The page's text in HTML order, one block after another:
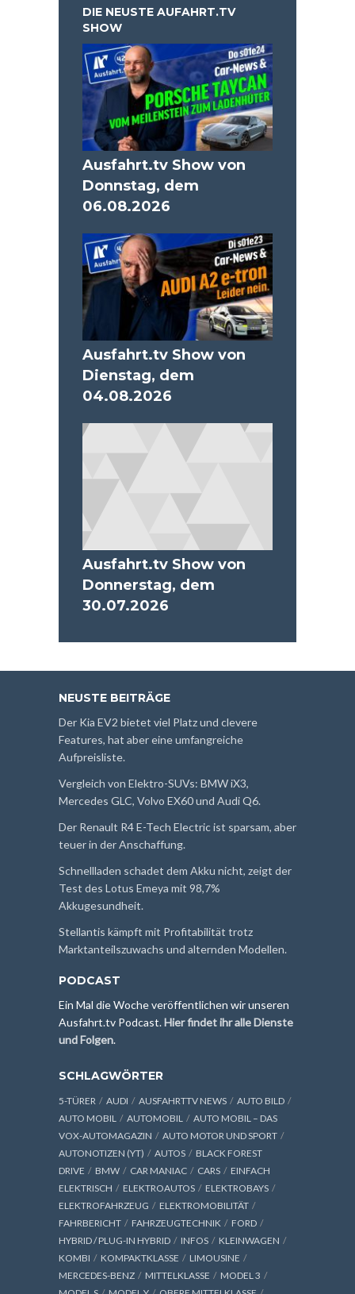
DIE NEUSTE AUFAHRT.TV
SHOW
Ausfahrt.tv Show von
Donnstag, dem
06.08.2026
Ausfahrt.tv Show von
Dienstag, dem
04.08.2026
Ausfahrt.tv Show von
Donnerstag, dem
30.07.2026
NEUSTE BEITRÄGE
Der Kia EV2 bietet viel Platz und clevere
Features, hat aber eine umfangreiche
Aufpreisliste.
Vergleich von Elektro-SUVs: BMW iX3,
Mercedes GLC, Volvo EX60 und Audi Q6.
Der Renault R4 E-Tech Electric ist sparsam, aber
teuer in der Anschaffung.
Schnellladen schadet dem Akku nicht, zeigt der
Test des Lotus Emeya mit 98,7%
Akkugesundheit.
Stellantis kämpft mit Profitabilität trotz
Marktanteilszuwachs und alternden Modellen.
PODCAST
Ein Mal die Woche veröffentlichen wir unseren
Ausfahrt.tv Podcast.Hier findet ihr alle Dienste
und Folgen.
SCHLAGWÖRTER
5-TÜRER AUDI AUSFAHRTTV NEWS
AUTO BILD
AUTO MOBIL
AUTOMOBIL
AUTO MOBIL – DAS
VOX-AUTOMAGAZIN
AUTO MOTOR UND SPORT
AUTONOTIZEN (YT)
AUTOS
BLACK FOREST
DRIVE
BMW CAR MANIAC CARS
EINFACH
ELEKTRISCH
ELEKTROAUTOS
ELEKTROBAYS
ELEKTROFAHRZEUG
ELEKTROMOBILITÄT
FAHRBERICHT
FAHRZEUGTECHNIK
FORD
HYBRID / PLUG-IN HYBRID
INFOS
KLEINWAGEN
KOMBI
KOMPAKTKLASSE
LIMOUSINE
MERCEDES-BENZ
MITTELKLASSE
MODEL 3